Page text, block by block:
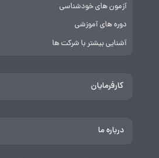
آزمون های خودشناسی
دوره های آموزشی
آشنایی بیشتر با شرکت ها
کارفرمایان
درباره ما